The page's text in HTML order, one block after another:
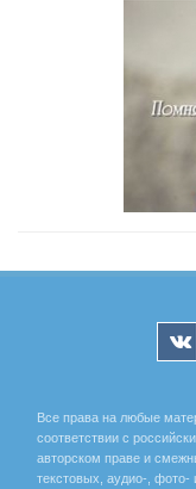
Все права на любые
соответствии с
авторском праве и
текстовых, аудио-, фото-